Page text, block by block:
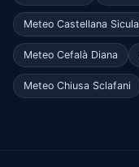
Meteo Castellana Sicula
Meteo Cefalà Diana
Meteo Chiusa Sclafani